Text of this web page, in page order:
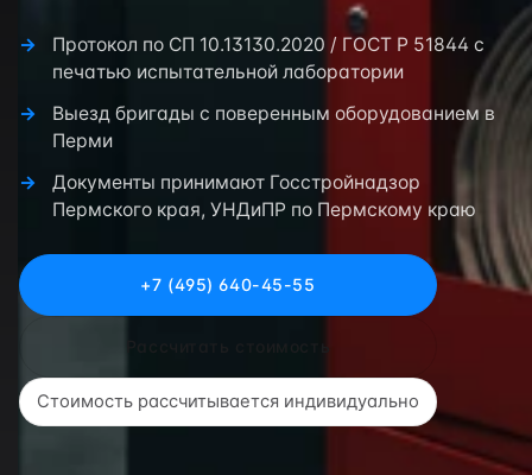
Протокол по СП 10.13130.2020 / ГОСТ Р 51844 с
печатью испытательной лаборатории
Выезд бригады с поверенным оборудованием в
Перми
Документы принимают Госстройнадзор
Пермского края, УНДиПР по Пермскому краю
+7 (495) 640-45-55
Стоимость рассчитывается индивидуально